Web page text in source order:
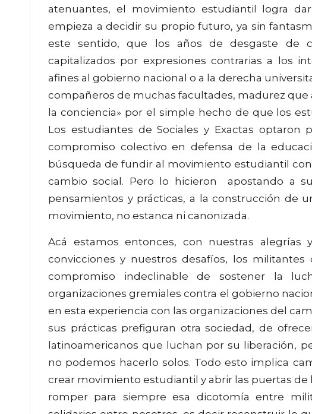
atenuantes, el movimiento estudiantil logra
empieza a decidir su propio futuro, ya sin
este sentido, que los años de desgaste de
capitalizados por expresiones contrarias a los
afines al gobierno nacional o a la derecha
compañeros de muchas facultades, madurez
la conciencia» por el simple hecho de que los
Los estudiantes de Sociales y Exactas
compromiso colectivo en defensa de la
búsqueda de fundir al movimiento estudiantil
cambio social. Pero lo hicieron apostando a
pensamientos y prácticas, a la construcción de
movimiento, no estanca ni canonizada.
Acá estamos entonces, con nuestras alegrías
convicciones y nuestros desafíos, los
compromiso indeclinable de sostener la
organizaciones gremiales contra el gobierno
en esta experiencia con las organizaciones del
sus prácticas prefiguran otra sociedad, de
latinoamericanos que luchan por su liberación,
no podemos hacerlo solos. Todo esto implica
crear movimiento estudiantil y abrir las puertas
romper para siempre esa dicotomía entre